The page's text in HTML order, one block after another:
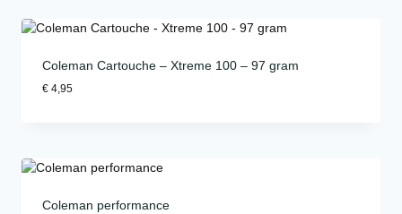
Coleman Cartouche – Xtreme 100 – 97 gram
€ 4,95
Coleman performance